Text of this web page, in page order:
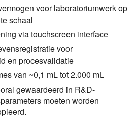
voor laboratoriumwerk op
schaal
via touchscreen interface
voor
en procesvalidatie
van ~0,1 mL tot 2.000 mL
gewaardeerd in R&D-
moeten worden